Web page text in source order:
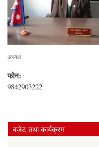
अध्यक्ष
फोन:
9842903222
बजेट तथा कार्यक्रम